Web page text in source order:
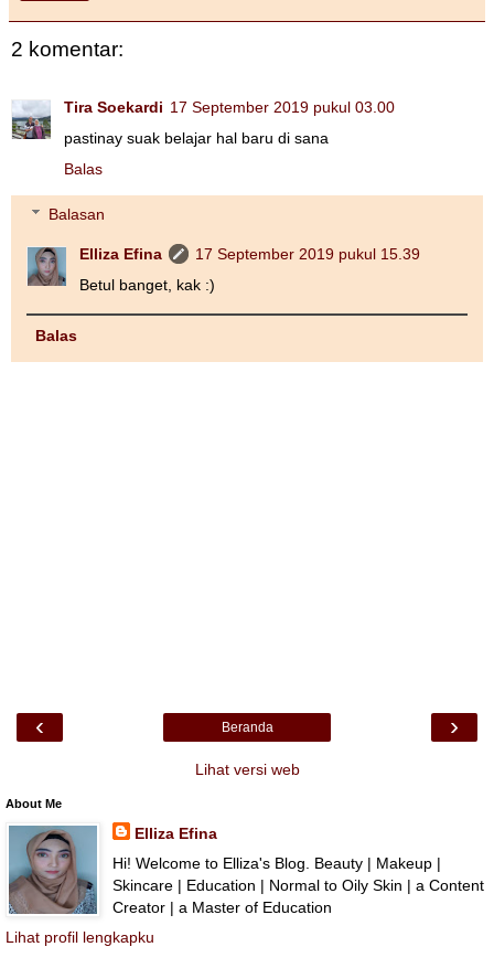
2 komentar:
Tira Soekardi 17 September 2019 pukul 03.00
pastinay suak belajar hal baru di sana
Balas
Balasan
Elliza Efina
17 September 2019 pukul 15.39
Betul banget, kak :)
Balas
‹ ›
Beranda
Lihat versi web
About Me
Elliza Efina
Hi! Welcome to Elliza's Blog. Beauty | Makeup |
Skincare | Education | Normal to Oily Skin | a Content
Creator | a Master of Education
Lihat profil lengkapku